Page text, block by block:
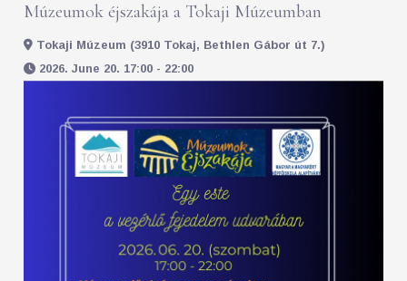
Múzeumok éjszakája a Tokaji Múzeumban
Tokaji Múzeum (3910 Tokaj, Bethlen Gábor út 7.)
2026. June 20. 17:00 - 22:00